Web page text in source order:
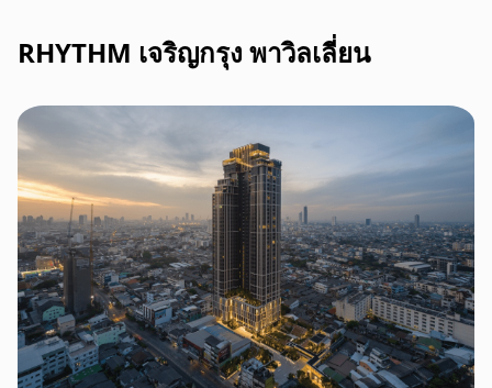
RHYTHM เจริญกรุง พาวิลเลี่ยน